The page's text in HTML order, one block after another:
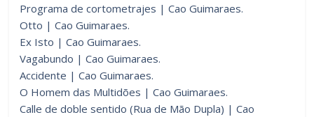
Programa de cortometrajes | Cao Guimaraes.
Otto | Cao Guimaraes.
Ex Isto | Cao Guimaraes.
Vagabundo | Cao Guimaraes.
Accidente | Cao Guimaraes.
O Homem das Multidões | Cao Guimaraes.
Calle de doble sentido (Rua de Mão Dupla) | Cao